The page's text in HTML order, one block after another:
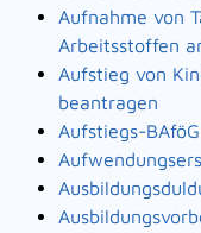
Aufnahme von
Arbeitsstoffen
Aufstieg von
beantragen
Aufstiegs-